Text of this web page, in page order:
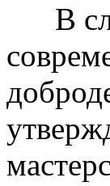
В